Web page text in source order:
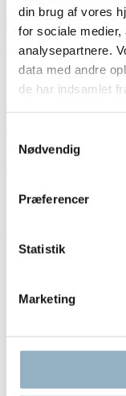
din brug af vores
for sociale medier,
analysepartnere.
data med andre
de har indsamlet
Nødvendig
Præferencer
Statistik
Marketing
Search
for
Tag:
Thermo
Thermo Scientific
95 °C or 99.9 °C
baths feature a broad
and
Filmbyen 24